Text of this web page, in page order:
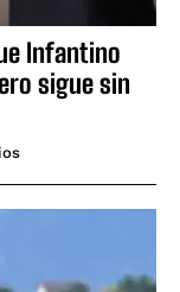
Infantino
sigue sin